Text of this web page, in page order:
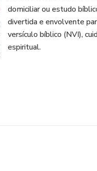
domiciliar ou estudo
divertida e envolvente
versículo bíblico (NVI),
espiritual.